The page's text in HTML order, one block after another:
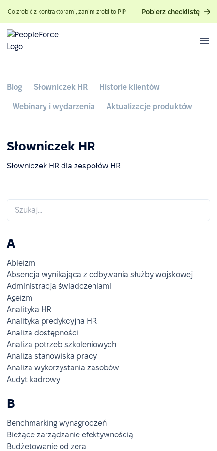
Co zrobić z kontraktorami, zanim zrobi to PIP Pobierz checklistę
Blog Słowniczek HR Historie klientów
Webinary i wydarzenia Aktualizacje produktów
Słowniczek HR
Słowniczek HR dla zespołów HR
A
Ableizm
Absencja wynikająca z odbywania służby wojskowej
Administracja świadczeniami
Ageizm
Analityka HR
Analityka predykcyjna HR
Analiza dostępności
Analiza potrzeb szkoleniowych
Analiza stanowiska pracy
Analiza wykorzystania zasobów
Audyt kadrowy
B
Benchmarking wynagrodzeń
Bieżące zarządzanie efektywnością
Budżetowanie od zera